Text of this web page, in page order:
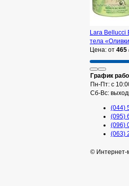
Lara Bellucci
тела
Цена: от 465
График
Пн-Пт: с
Сб-Вс:
(044)
(095)
(096)
(063)
© Интернет-